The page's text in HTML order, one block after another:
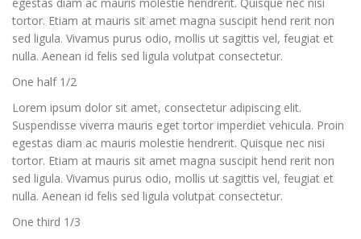
tortor. Etiam at mauris sit amet magna suscipit hend rerit non
sed ligula. Vivamus purus odio, mollis ut sagittis vel, feugiat et
nulla. Aenean id felis sed ligula volutpat consectetur.
One half 1/2
Lorem ipsum dolor sit amet, consectetur adipiscing elit.
Suspendisse viverra mauris eget tortor imperdiet vehicula. Proin
egestas diam ac mauris molestie hendrerit. Quisque nec nisi
tortor. Etiam at mauris sit amet magna suscipit hend rerit non
sed ligula. Vivamus purus odio, mollis ut sagittis vel, feugiat et
nulla. Aenean id felis sed ligula volutpat consectetur.
One third 1/3